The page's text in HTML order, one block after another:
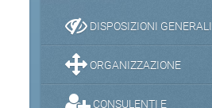
DISPOSIZIONI GENERALI
ORGANIZZAZIONE
CONSULENTI E